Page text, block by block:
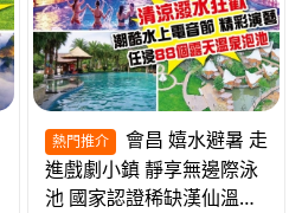
熱門推介
進戲劇小鎮 靜享無邊際泳
池 國家認證稀缺漢仙溫泉